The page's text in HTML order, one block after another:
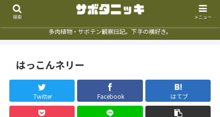
多肉植物・サボテン観察日記。下手の横好き。
はっこんネリー
Twitter Facebook はてブ
検索 メニュー